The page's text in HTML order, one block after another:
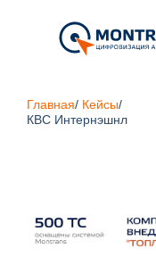
Главная/ Кейсы/
КВС Интернэшнл